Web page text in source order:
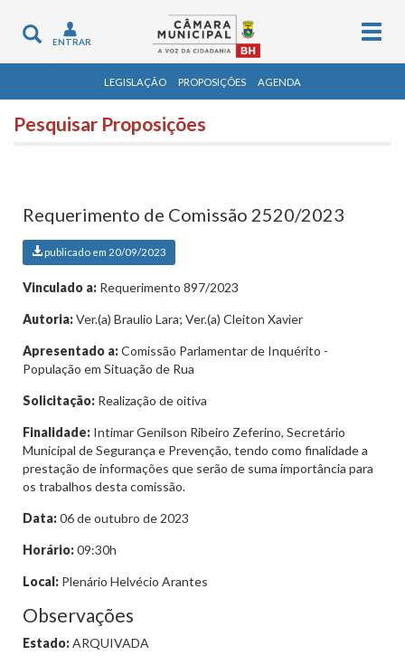
Toggle
navigation
ENTRAR
LEGISLAÇÃO PROPOSIÇÕES AGENDA
Pesquisar Proposições
Requerimento de Comissão 2520/2023
publicado em 20/09/2023
Vinculado a: Requerimento 897/2023
Autoria:Ver.(a) Braulio Lara; Ver.(a) Cleiton Xavier
Apresentado a:Comissão Parlamentar de Inquérito -
População em Situação de Rua
Solicitação: Realização de oitiva
Finalidade: Intimar Genilson Ribeiro Zeferino, Secretário
Municipal de Segurança e Prevenção, tendo como finalidade a
prestação de informações que serão de suma importância para
os trabalhos desta comissão.
Data:06 de outubro de 2023
Horário:09:30h
Local: Plenário Helvécio Arantes
Observações
Estado:ARQUIVADA